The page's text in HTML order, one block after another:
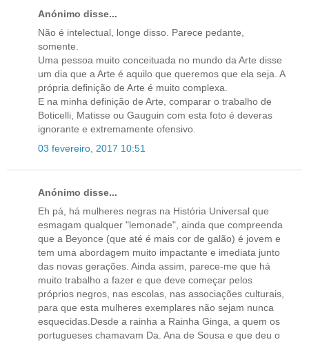
Anónimo disse...
Não é intelectual, longe disso. Parece pedante,
somente.
Uma pessoa muito conceituada no mundo da Arte disse
um dia que a Arte é aquilo que queremos que ela seja. A
própria definição de Arte é muito complexa.
E na minha definição de Arte, comparar o trabalho de
Boticelli, Matisse ou Gauguin com esta foto é deveras
ignorante e extremamente ofensivo.
03 fevereiro, 2017 10:51
Anónimo disse...
Eh pá, há mulheres negras na História Universal que
esmagam qualquer "lemonade", ainda que compreenda
que a Beyonce (que até é mais cor de galão) é jovem e
tem uma abordagem muito impactante e imediata junto
das novas gerações. Ainda assim, parece-me que há
muito trabalho a fazer e que deve começar pelos
próprios negros, nas escolas, nas associações culturais,
para que esta mulheres exemplares não sejam nunca
esquecidas.Desde a rainha a Rainha Ginga, a quem os
portugueses chamavam Da. Ana de Sousa e que deu o